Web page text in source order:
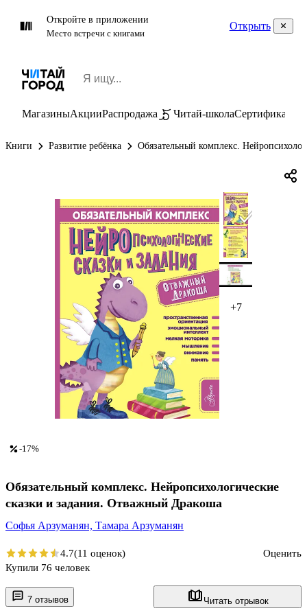
Откройте в приложении
Место встречи с книгами
Открыть
МагазиныАкцииРаспродажа Читай-школаСертификаты
Книги Развитие ребёнка Обязательный комплекс.
+7
7 отзывов Читать отрывок
-17%
Обязательный комплекс. Нейропсихологические
сказки и задания. Отважный Дракоша
Софья Арзуманян, Тамара Арзуманян
4.7(11 оценок)
Оценить
Купили 76 человек